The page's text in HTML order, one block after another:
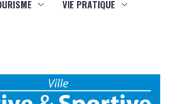
VIE PRATIQUE